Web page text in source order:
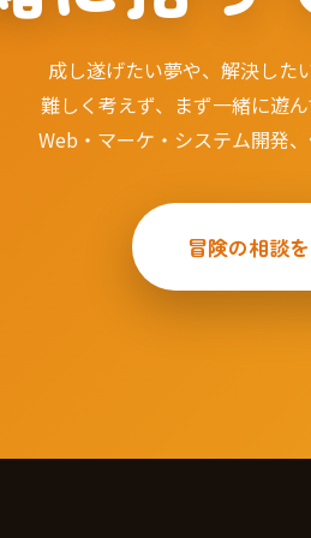
成し遂げたい夢や、解決した
難しく考えず、まず一緒に遊ん
Web・マーケ・システム開発、
冒険の相談